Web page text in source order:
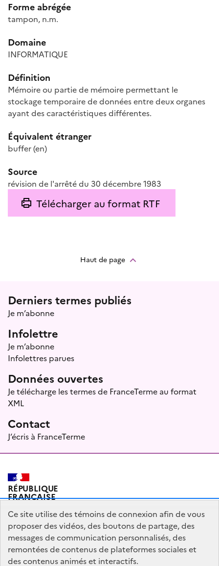
Forme abrégée
tampon, n.m.
Domaine
INFORMATIQUE
Définition
Mémoire ou partie de mémoire permettant le
stockage temporaire de données entre deux organes
ayant des caractéristiques différentes.
Équivalent étranger
buffer(en)
Source
révision de l'arrêté du 30 décembre 1983
Télécharger au format RTF
Haut de page
Menu prefooter
Derniers termes publiés
Je m’abonne
Infolettre
Je m’abonne
Infolettres parues
Données ouvertes
Je télécharge les termes de FranceTerme au format
XML
Contact
J’écris à FranceTerme
RÉPUBLIQUE
FRANÇAISE
Plan du site Mentions légales Qui sommes-nous ?
Partagez votre expérience pour améliorer les services
Ce site utilise des témoins de connexion afin de vous
proposer des vidéos, des boutons de partage, des
messages de communication personnalisés, des
remontées de contenus de plateformes sociales et
des contenus animés et interactifs.